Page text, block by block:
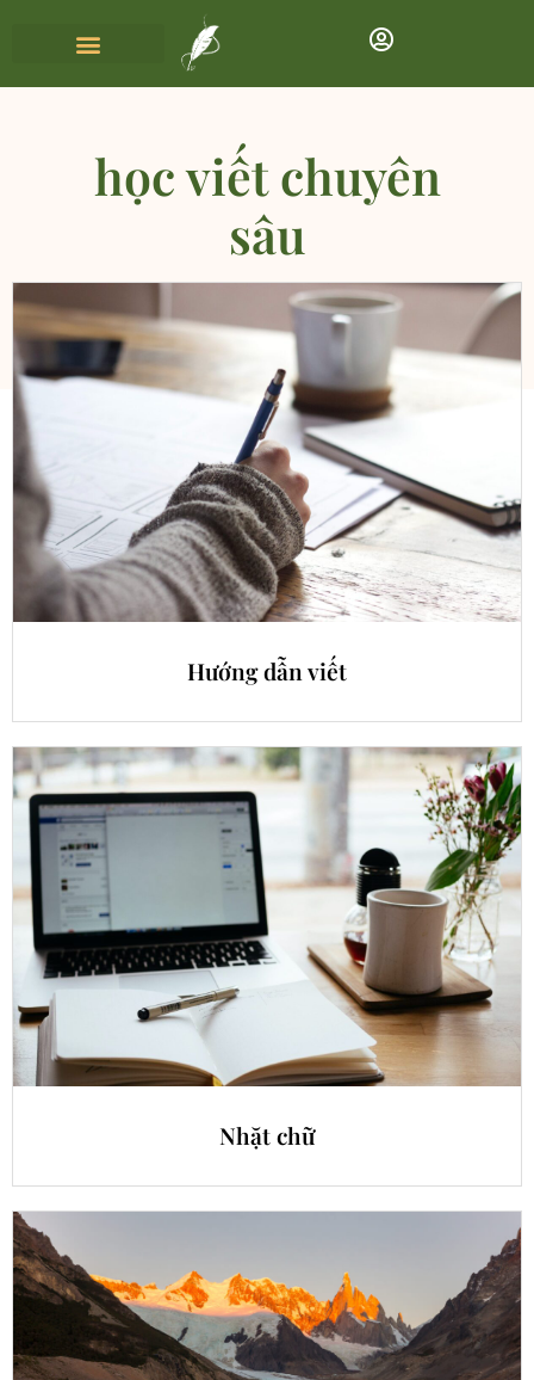
học viết chuyên
sâu
Hướng dẫn viết
Nhặt chữ